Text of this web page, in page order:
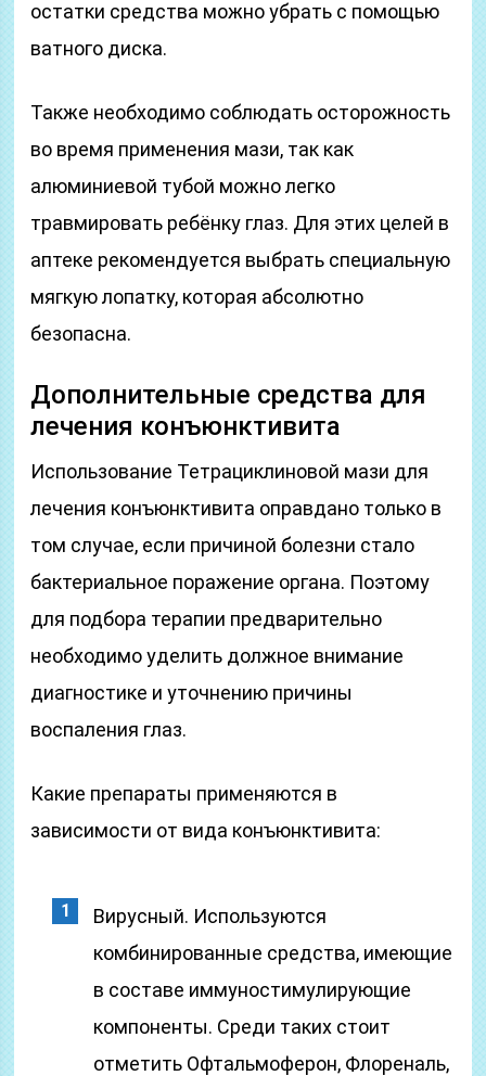
остатки средства можно убрать с помощью
ватного диска.
Также необходимо соблюдать осторожность
во время применения мази, так как
алюминиевой тубой можно легко
травмировать ребёнку глаз. Для этих целей в
аптеке рекомендуется выбрать специальную
мягкую лопатку, которая абсолютно
безопасна.
Дополнительные средства для
лечения конъюнктивита
Использование Тетрациклиновой мази для
лечения конъюнктивита оправдано только в
том случае, если причиной болезни стало
бактериальное поражение органа. Поэтому
для подбора терапии предварительно
необходимо уделить должное внимание
диагностике и уточнению причины
воспаления глаз.
Какие препараты применяются в
зависимости от вида конъюнктивита:
Вирусный. Используются
комбинированные средства, имеющие
в составе иммуностимулирующие
компоненты. Среди таких стоит
отметить Офтальмоферон, Флореналь,